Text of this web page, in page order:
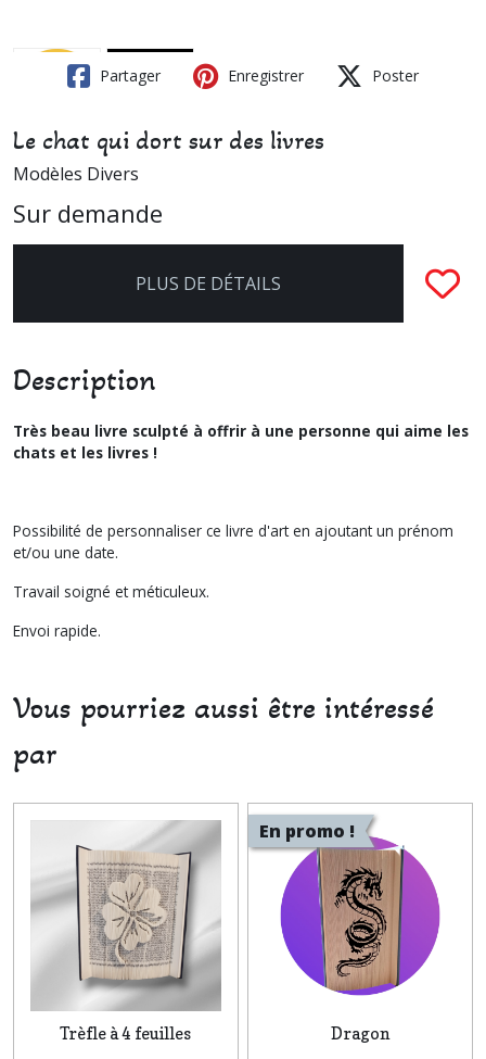
Partager Enregistrer Poster
Le chat qui dort sur des livres
Modèles Divers
Sur demande
PLUS DE DÉTAILS
Description
Très beau livre sculpté à offrir à une personne qui aime les
chats et les livres !
Possibilité de personnaliser ce livre d'art en ajoutant un prénom
et/ou une date.
Travail soigné et méticuleux.
Envoi rapide.
Vous pourriez aussi être intéressé
par
Trèfle à 4 feuilles
En promo !
Dragon